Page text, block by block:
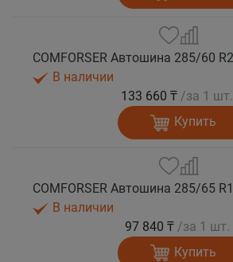
В наличии
133 660 ₸ /за 1 шт.
Купить
В наличии
97 840 ₸ /за 1 шт.
Купить